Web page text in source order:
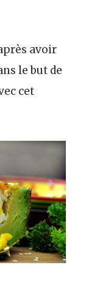
avoir
le but de
cet